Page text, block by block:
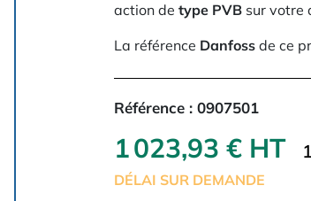
action de type PVB sur votre
La référence Danfoss de ce
Référence : 0907501
1 023,93 € HT
DÉLAI SUR DEMANDE